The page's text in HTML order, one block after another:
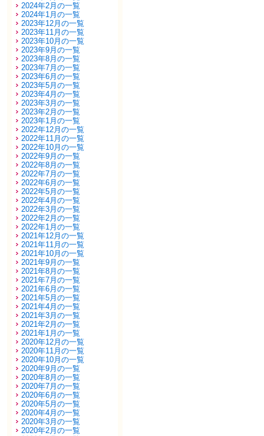
2024年2月の一覧
2024年1月の一覧
2023年12月の一覧
2023年11月の一覧
2023年10月の一覧
2023年9月の一覧
2023年8月の一覧
2023年7月の一覧
2023年6月の一覧
2023年5月の一覧
2023年4月の一覧
2023年3月の一覧
2023年2月の一覧
2023年1月の一覧
2022年12月の一覧
2022年11月の一覧
2022年10月の一覧
2022年9月の一覧
2022年8月の一覧
2022年7月の一覧
2022年6月の一覧
2022年5月の一覧
2022年4月の一覧
2022年3月の一覧
2022年2月の一覧
2022年1月の一覧
2021年12月の一覧
2021年11月の一覧
2021年10月の一覧
2021年9月の一覧
2021年8月の一覧
2021年7月の一覧
2021年6月の一覧
2021年5月の一覧
2021年4月の一覧
2021年3月の一覧
2021年2月の一覧
2021年1月の一覧
2020年12月の一覧
2020年11月の一覧
2020年10月の一覧
2020年9月の一覧
2020年8月の一覧
2020年7月の一覧
2020年6月の一覧
2020年5月の一覧
2020年4月の一覧
2020年3月の一覧
2020年2月の一覧